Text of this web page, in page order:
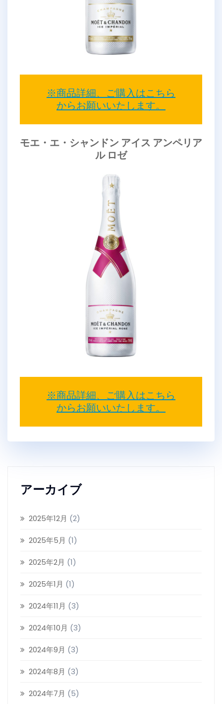
※商品詳細、ご購入はこちら
からお願いいたします。
モエ・エ・シャンドン アイス アンペリア
ル ロゼ
※商品詳細、ご購入はこちら
からお願いいたします。
アーカイブ
2025年12月 (2)
2025年5月 (1)
2025年2月 (1)
2025年1月 (1)
2024年11月 (3)
2024年10月 (3)
2024年9月 (3)
2024年8月 (3)
2024年7月 (5)